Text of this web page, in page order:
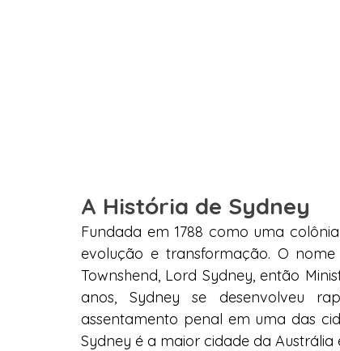
A História de Sydney
Fundada em 1788 como uma
evolução e transformação. O
Townshend, Lord Sydney, então
anos, Sydney se desenvolveu
assentamento penal em uma das
Sydney é a maior cidade da